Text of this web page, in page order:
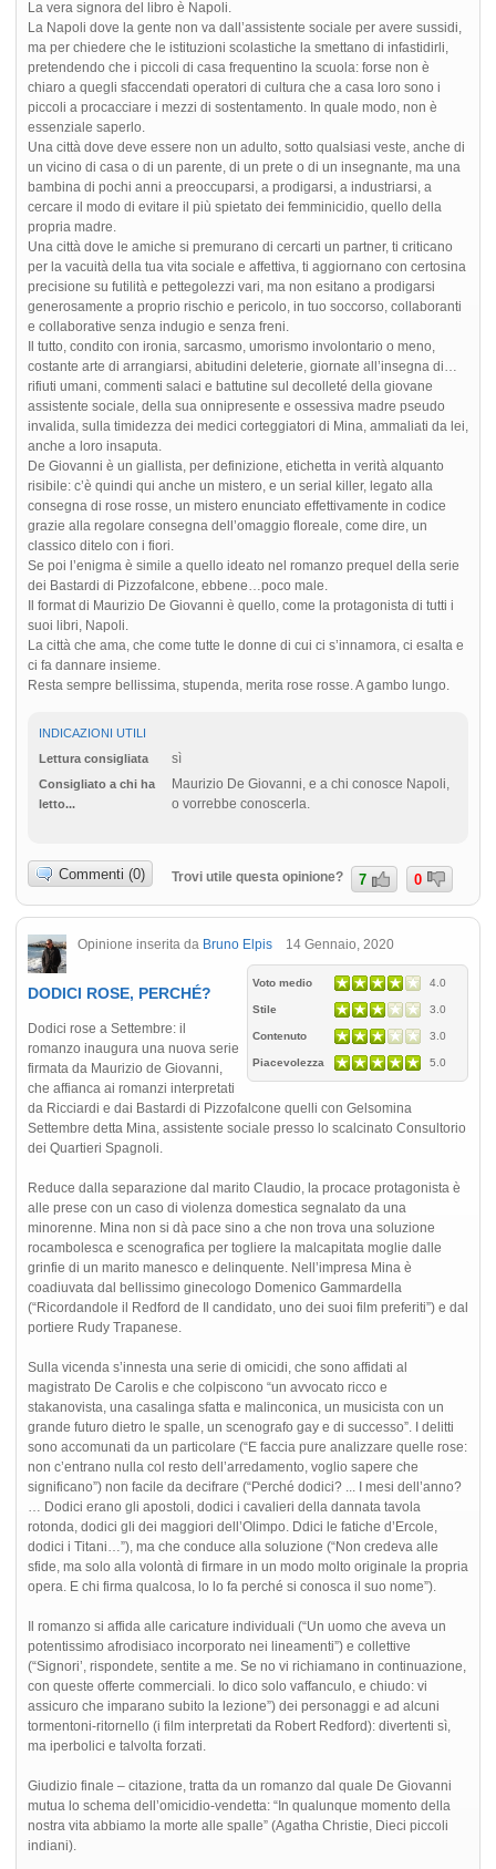
La vera signora del libro è Napoli.
La Napoli dove la gente non va dall’assistente sociale per avere sussidi,
ma per chiedere che le istituzioni scolastiche la smettano di infastidirli,
pretendendo che i piccoli di casa frequentino la scuola: forse non è
chiaro a quegli sfaccendati operatori di cultura che a casa loro sono i
piccoli a procacciare i mezzi di sostentamento. In quale modo, non è
essenziale saperlo.
Una città dove deve essere non un adulto, sotto qualsiasi veste, anche di
un vicino di casa o di un parente, di un prete o di un insegnante, ma una
bambina di pochi anni a preoccuparsi, a prodigarsi, a industriarsi, a
cercare il modo di evitare il più spietato dei femminicidio, quello della
propria madre.
Una città dove le amiche si premurano di cercarti un partner, ti criticano
per la vacuità della tua vita sociale e affettiva, ti aggiornano con certosina
precisione su futilità e pettegolezzi vari, ma non esitano a prodigarsi
generosamente a proprio rischio e pericolo, in tuo soccorso, collaboranti
e collaborative senza indugio e senza freni.
Il tutto, condito con ironia, sarcasmo, umorismo involontario o meno,
costante arte di arrangiarsi, abitudini deleterie, giornate all’insegna di…
rifiuti umani, commenti salaci e battutine sul decolleté della giovane
assistente sociale, della sua onnipresente e ossessiva madre pseudo
invalida, sulla timidezza dei medici corteggiatori di Mina, ammaliati da lei,
anche a loro insaputa.
De Giovanni è un giallista, per definizione, etichetta in verità alquanto
risibile: c’è quindi qui anche un mistero, e un serial killer, legato alla
consegna di rose rosse, un mistero enunciato effettivamente in codice
grazie alla regolare consegna dell’omaggio floreale, come dire, un
classico ditelo con i fiori.
Se poi l’enigma è simile a quello ideato nel romanzo prequel della serie
dei Bastardi di Pizzofalcone, ebbene…poco male.
Il format di Maurizio De Giovanni è quello, come la protagonista di tutti i
suoi libri, Napoli.
La città che ama, che come tutte le donne di cui ci s’innamora, ci esalta e
ci fa dannare insieme.
Resta sempre bellissima, stupenda, merita rose rosse. A gambo lungo.
INDICAZIONI UTILI
Lettura consigliata
sì
Consigliato a chi ha
letto...
Maurizio De Giovanni, e a chi conosce Napoli,
o vorrebbe conoscerla.
Commenti (0) Trovi utile questa opinione? 7 0
Opinione inserita da Bruno Elpis 14 Gennaio, 2020
Voto medio 4.0
Stile 3.0
Contenuto 3.0
Piacevolezza 5.0
DODICI ROSE, PERCHÉ?
Dodici rose a Settembre: il
romanzo inaugura una nuova serie
firmata da Maurizio de Giovanni,
che affianca ai romanzi interpretati
da Ricciardi e dai Bastardi di Pizzofalcone quelli con Gelsomina
Settembre detta Mina, assistente sociale presso lo scalcinato Consultorio
dei Quartieri Spagnoli.
Reduce dalla separazione dal marito Claudio, la procace protagonista è
alle prese con un caso di violenza domestica segnalato da una
minorenne. Mina non si dà pace sino a che non trova una soluzione
rocambolesca e scenografica per togliere la malcapitata moglie dalle
grinfie di un marito manesco e delinquente. Nell’impresa Mina è
coadiuvata dal bellissimo ginecologo Domenico Gammardella
(“Ricordandole il Redford de Il candidato, uno dei suoi film preferiti”) e dal
portiere Rudy Trapanese.
Sulla vicenda s’innesta una serie di omicidi, che sono affidati al
magistrato De Carolis e che colpiscono “un avvocato ricco e
stakanovista, una casalinga sfatta e malinconica, un musicista con un
grande futuro dietro le spalle, un scenografo gay e di successo”. I delitti
sono accomunati da un particolare (“E faccia pure analizzare quelle rose:
non c’entrano nulla col resto dell’arredamento, voglio sapere che
significano”) non facile da decifrare (“Perché dodici? ... I mesi dell’anno?
… Dodici erano gli apostoli, dodici i cavalieri della dannata tavola
rotonda, dodici gli dei maggiori dell’Olimpo. Ddici le fatiche d’Ercole,
dodici i Titani…”), ma che conduce alla soluzione (“Non credeva alle
sfide, ma solo alla volontà di firmare in un modo molto originale la propria
opera. E chi firma qualcosa, lo lo fa perché si conosca il suo nome”).
Il romanzo si affida alle caricature individuali (“Un uomo che aveva un
potentissimo afrodisiaco incorporato nei lineamenti”) e collettive
(“Signori’, rispondete, sentite a me. Se no vi richiamano in continuazione,
con queste offerte commerciali. Io dico solo vaffanculo, e chiudo: vi
assicuro che imparano subito la lezione”) dei personaggi e ad alcuni
tormentoni-ritornello (i film interpretati da Robert Redford): divertenti sì,
ma iperbolici e talvolta forzati.
Giudizio finale – citazione, tratta da un romanzo dal quale De Giovanni
mutua lo schema dell’omicidio-vendetta: “In qualunque momento della
nostra vita abbiamo la morte alle spalle” (Agatha Christie, Dieci piccoli
indiani).